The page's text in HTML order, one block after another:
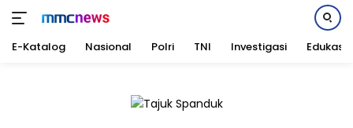
E-Katalog Nasional Polri TNI Investigasi Edukasi